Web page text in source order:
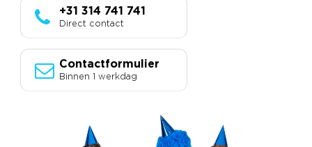
+31 314 741 741
Direct contact
Contactformulier
Binnen 1 werkdag